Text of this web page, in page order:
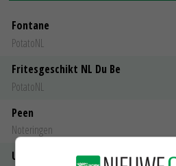
Fontane
PotatoNL
Fritesgeschikt NL Du Be
PotatoNL
Peen
Noteringen
Uien Middenmeer Geel 30-60% grof